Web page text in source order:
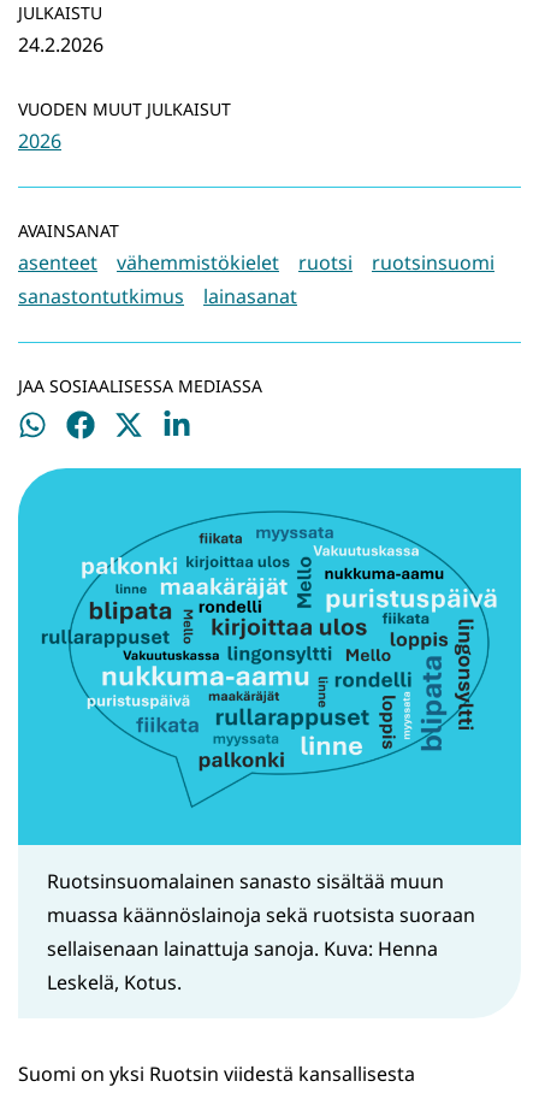
JULKAISTU
24.2.2026
VUODEN MUUT JULKAISUT
2026
AVAINSANAT
asenteet vähemmistökielet ruotsi
ruotsinsuomi
sanastontutkimus
lainasanat
JAA SOSIAALISESSA MEDIASSA
Jaa
Jaa
Jaa
Jaa
Ruotsinsuomalainen sanasto sisältää muun
muassa käännöslainoja sekä ruotsista suoraan
sellaisenaan lainattuja sanoja. Kuva: Henna
Leskelä, Kotus.
Suomi on yksi Ruotsin viidestä kansallisesta